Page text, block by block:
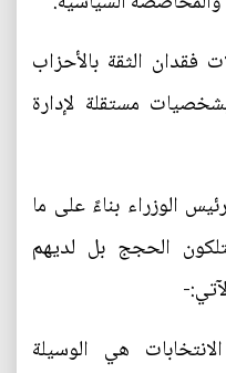
الثقة بالأحزاب
مستقلة لإدارة
الوزراء بناءً على ما
الحجج بل لديهم
هي الوسيلة